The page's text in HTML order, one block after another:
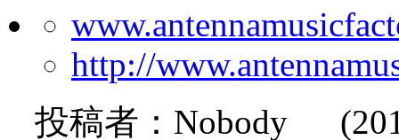
http://
投稿者： Nobody